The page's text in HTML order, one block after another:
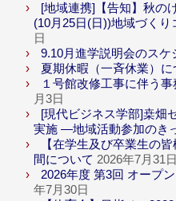
[地域連携]【告知】秋の
(10月25日(日))地域づくり
日
9.10月進学説明会のスケ
夏期休暇（一斉休業）に
１号館改修工事に伴う
月3日
[現代ビジネス学部]桒畑
実施 ―地域活動参加のき
【在学生及び卒業生の
間について 2026年7月31日
2026年度 第3回 オープ
年7月30日